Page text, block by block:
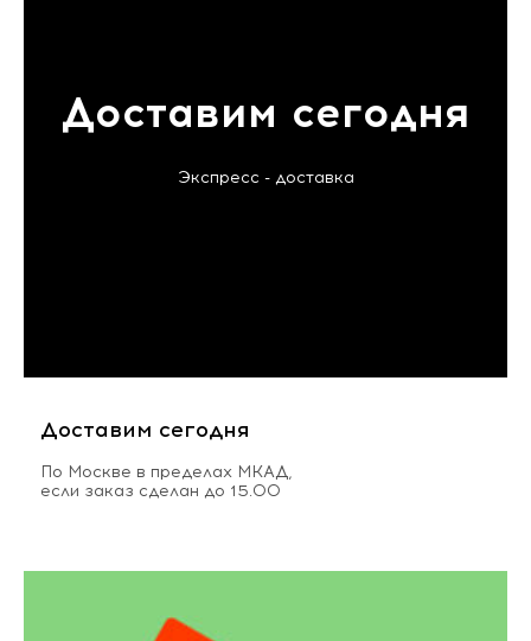
Доставим сегодня
Экспресс - доставка
Доставим сегодня
По Москве в пределах МКАД,
если заказ сделан до 15.00